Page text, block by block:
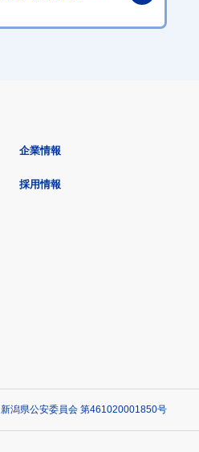
企業情報
採用情報
潟県公安委員会 第461020001850号